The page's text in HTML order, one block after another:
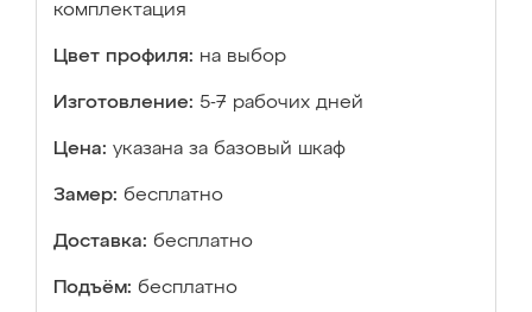
комплектация
Цвет профиля: на выбор
Изготовление: 5-7 рабочих дней
Цена: указана за базовый шкаф
Замер: бесплатно
Доставка: бесплатно
Подъём: бесплатно